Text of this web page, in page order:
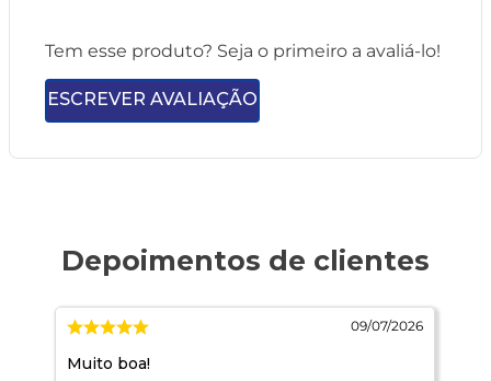
Tem esse produto? Seja o primeiro a avaliá-lo!
ESCREVER AVALIAÇÃO
09/07/2026
Muito boa!